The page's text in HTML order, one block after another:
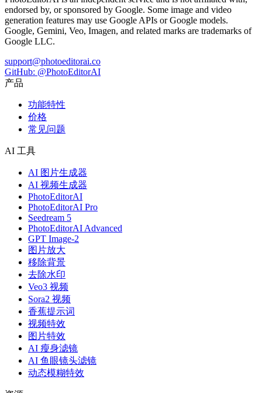
endorsed by, or sponsored by Google. Some image and video
generation features may use Google APIs or Google models.
Google, Gemini, Veo, Imagen, and related marks are trademarks of
Google LLC.
support@photoeditorai.co
GitHub: @PhotoEditorAI
产品
功能特性
价格
常见问题
AI 工具
AI 图片生成器
AI 视频生成器
PhotoEditorAI
PhotoEditorAI Pro
Seedream 5
PhotoEditorAI Advanced
GPT Image-2
图片放大
移除背景
去除水印
Veo3 视频
Sora2 视频
香蕉提示词
视频特效
图片特效
AI 瘦身滤镜
AI 鱼眼镜头滤镜
动态模糊特效